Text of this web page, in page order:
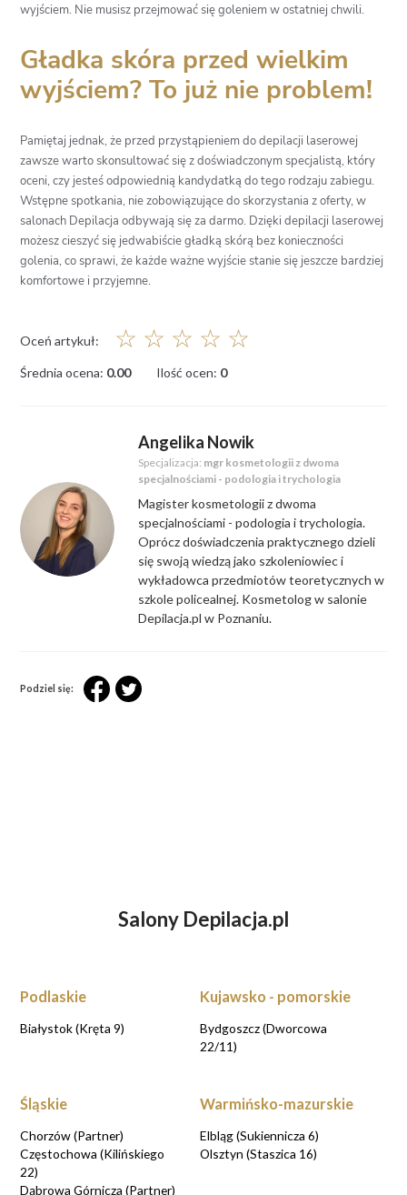
wyjściem. Nie musisz przejmować się goleniem w ostatniej chwili.
Gładka skóra przed wielkim
wyjściem? To już nie problem!
Pamiętaj jednak, że przed przystąpieniem do depilacji laserowej
zawsze warto skonsultować się z doświadczonym specjalistą, który
oceni, czy jesteś odpowiednią kandydatką do tego rodzaju zabiegu.
Wstępne spotkania, nie zobowiązujące do skorzystania z oferty, w
salonach Depilacja odbywają się za darmo. Dzięki depilacji laserowej
możesz cieszyć się jedwabiście gładką skórą bez konieczności
golenia, co sprawi, że każde ważne wyjście stanie się jeszcze bardziej
komfortowe i przyjemne.
Oceń artykuł: ☆ ☆ ☆ ☆ ☆
Średnia ocena: 0.00 Ilość ocen: 0
Angelika Nowik
Specjalizacja: mgr kosmetologii z dwoma
specjalnościami - podologia i trychologia
Magister kosmetologii z dwoma
specjalnościami - podologia i trychologia.
Oprócz doświadczenia praktycznego dzieli
się swoją wiedzą jako szkoleniowiec i
wykładowca przedmiotów teoretycznych w
szkole policealnej. Kosmetolog w salonie
Depilacja.pl w Poznaniu.
Podziel się:
ZASTANAWIASZ SIĘ NAD DEPILACJĄ
UMAWIAM KONSULTACJE
Salony Depilacja.pl
Podlaskie
Białystok (Kręta 9)
Kujawsko - pomorskie
Bydgoszcz (Dworcowa
22/11)
Śląskie
Chorzów (Partner)
Częstochowa (Kilińskiego
22)
Dąbrowa Górnicza (Partner)
Warmińsko-mazurskie
Elbląg (Sukiennicza 6)
Olsztyn (Staszica 16)